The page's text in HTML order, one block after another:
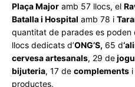
Plaça Major amb 57 llocs, el
Batalla i Hospital amb 78 i
quantitat de parades es poden
llocs dedicats d’ONG’S, 65 d
cervesa artesanals, 29 de
bijuteria, 17 de complements
productes.